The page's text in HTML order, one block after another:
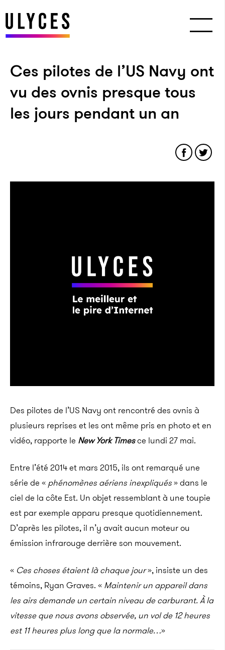
Ces pilotes de l’US Navy ont
vu des ovnis presque tous
les jours pendant un an
Des pilotes de l’US Navy ont rencontré des ovnis à
plusieurs reprises et les ont même pris en photo et en
vidéo, rapporte le New York Timesce lundi 27 mai.
Entre l’été 2014 et mars 2015, ils ont remarqué une
série de « phénomènes aériens inexpliqués» dans le
ciel de la côte Est. Un objet ressemblant à une toupie
est par exemple apparu presque quotidiennement.
D’après les pilotes, il n’y avait aucun moteur ou
émission infrarouge derrière son mouvement.
« Ces choses étaient là chaque jour», insiste un des
témoins, Ryan Graves. « Maintenir un appareil dans
les airs demande un certain niveau de carburant. À la
vitesse que nous avons observée, un vol de 12 heures
est 11 heures plus long que la normale…»